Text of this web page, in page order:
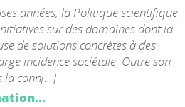
années, la Politique scientifique
sur des domaines dont la
de solutions concrètes à des
incidence sociétale. Outre son
la conn[...]